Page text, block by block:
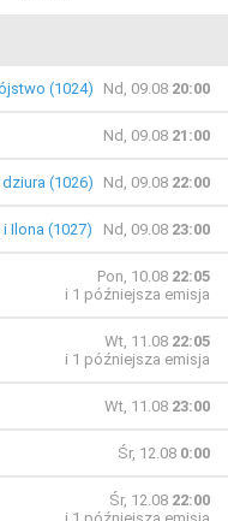
(1024) Nd, 09.08 20:00
Nd, 09.08 21:00
(1026) Nd, 09.08 22:00
Ilona (1027) Nd, 09.08 23:00
Pon, 10.08 22:05
i 1 późniejsza emisja
Wt, 11.08 22:05
i 1 późniejsza emisja
Wt, 11.08 23:00
Śr, 12.08 0:00
Śr, 12.08 22:00